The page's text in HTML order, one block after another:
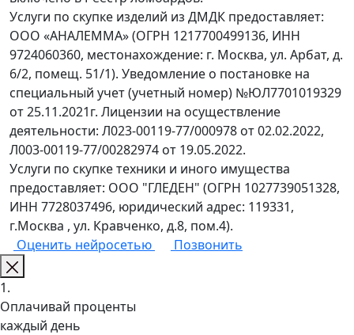
Услуги по скупке изделий из ДМДК предоставляет:
ООО «АНАЛЕММА» (ОГРН 1217700499136, ИНН
9724060360, местонахождение: г. Москва, ул. Арбат, д.
6/2, помещ. 51/1). Уведомление о постановке на
специальный учет (учетный номер) №ЮЛ7701019329
от 25.11.2021г. Лицензии на осуществление
деятельности: Л023-00119-77/000978 от 02.02.2022,
Л003-00119-77/00282974 от 19.05.2022.
Услуги по скупке техники и иного имущества
предоставляет: ООО "ГЛЕДЕН" (ОГРН 1027739051328,
ИНН 7728037496, юридический адрес: 119331,
г.Москва , ул. Кравченко, д.8, пом.4).
Оценить нейросетью
Позвонить
1.
Оплачивай проценты
каждый день